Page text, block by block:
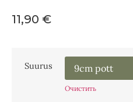
11,90 €
Suurus
Очистить